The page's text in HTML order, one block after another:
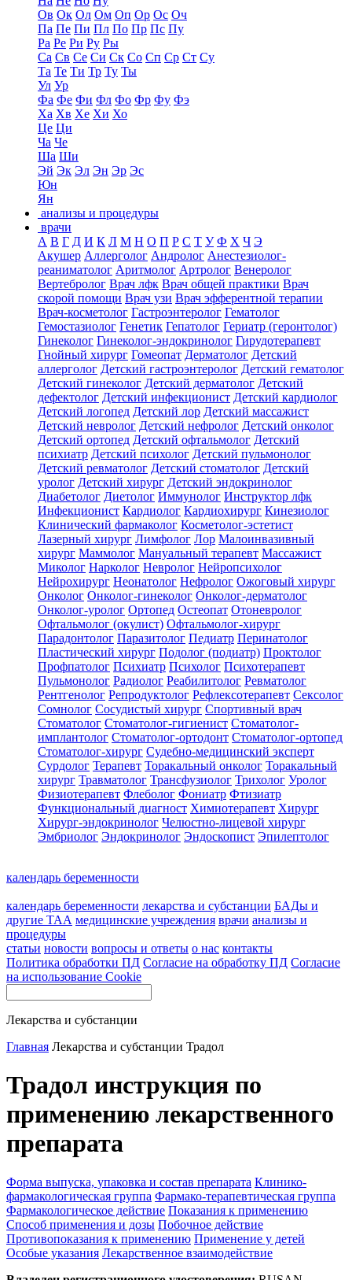
Ов Ок Ол Ом Оп Ор Ос Оч
Па Пе Пи Пл По Пр Пс Пу
Ра Ре Ри Ру Ры
Са Св Се Си Ск Со Сп Ср Ст Су
Та Те Ти Тр Ту Ты
Ул Ур
Фа Фе Фи Фл Фо Фр Фу Фэ
Ха Хв Хе Хи Хо
Це Ци
Ча Че
Ша Ши
Эй Эк Эл Эн Эр Эс
Юн
Ян
анализы и процедуры
врачи
А В Г Д И К Л М Н О П Р С Т У Ф Х Ч Э
Акушер Аллерголог Андролог Анестезиолог-
реаниматолог Аритмолог Артролог Венеролог
Вертебролог Врач лфк Врач общей практики Врач
скорой помощи Врач узи Врач эфферентной терапии
Врач-косметолог Гастроэнтеролог Гематолог
Гемостазиолог Генетик Гепатолог Гериатр (геронтолог)
Гинеколог Гинеколог-эндокринолог Гирудотерапевт
Гнойный хирург Гомеопат Дерматолог Детский
аллерголог Детский гастроэнтеролог Детский гематолог
Детский гинеколог Детский дерматолог Детский
дефектолог Детский инфекционист Детский кардиолог
Детский логопед Детский лор Детский массажист
Детский невролог Детский нефролог Детский онколог
Детский ортопед Детский офтальмолог Детский
психиатр Детский психолог Детский пульмонолог
Детский ревматолог Детский стоматолог Детский
уролог Детский хирург Детский эндокринолог
Диабетолог Диетолог Иммунолог Инструктор лфк
Инфекционист Кардиолог Кардиохирург Кинезиолог
Клинический фармаколог Косметолог-эстетист
Лазерный хирург Лимфолог Лор Малоинвазивный
хирург Маммолог Мануальный терапевт Массажист
Миколог Нарколог Невролог Нейропсихолог
Нейрохирург Неонатолог Нефролог Ожоговый хирург
Онколог Онколог-гинеколог Онколог-дерматолог
Онколог-уролог Ортопед Остеопат Отоневролог
Офтальмолог (окулист) Офтальмолог-хирург
Парадонтолог Паразитолог Педиатр Перинатолог
Пластический хирург Подолог (подиатр) Проктолог
Профпатолог Психиатр Психолог Психотерапевт
Пульмонолог Радиолог Реабилитолог Ревматолог
Рентгенолог Репродуктолог Рефлексотерапевт Сексолог
Сомнолог Сосудистый хирург Спортивный врач
Стоматолог Стоматолог-гигиенист Стоматолог-
имплантолог Стоматолог-ортодонт Стоматолог-ортопед
Стоматолог-хирург Судебно-медицинский эксперт
Сурдолог Терапевт Торакальный онколог Торакальный
хирург Травматолог Трансфузиолог Трихолог Уролог
Физиотерапевт Флеболог Фониатр Фтизиатр
Функциональный диагност Химиотерапевт Хирург
Хирург-эндокринолог Челюстно-лицевой хирург
Эмбриолог Эндокринолог Эндоскопист Эпилептолог
календарь беременности
календарь беременности лекарства и субстанции БАДы и
другие ТАА медицинские учреждения врачи анализы и
процедуры
статьи новости вопросы и ответы о нас контакты
Политика обработки ПД Согласие на обработку ПД Согласие
на использование Cookie
Лекарства и субстанции
Главная Лекарства и субстанции Традол
Традол инструкция по
применению лекарственного
препарата
Форма выпуска, упаковка и состав препарата Клинико-
фармакологическая группа Фармако-терапевтическая группа
Фармакологическое действие Показания к применению
Способ применения и дозы Побочное действие
Противопоказания к применению Применение у детей
Особые указания Лекарственное взаимодействие